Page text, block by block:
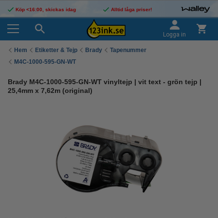
Köp <16:00, skickas idag Alltid låga priser!
Logga in
Hem Etiketter & Tejp Brady
Tapenummer
M4C-1000-595-GN-WT
Brady M4C-1000-595-GN-WT vinyltejp | vit text - grön tejp |
25,4mm x 7,62m (original)